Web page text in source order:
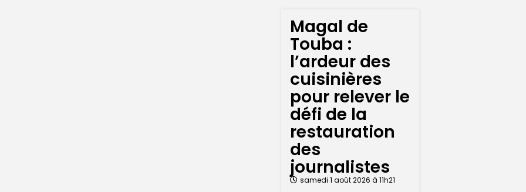
Magal de
Touba :
l’ardeur des
cuisinières
pour relever le
défi de la
restauration
des
journalistes
samedi 1 août 2026 à 11h21